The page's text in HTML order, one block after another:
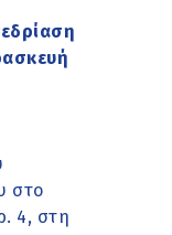
στο
4, στη